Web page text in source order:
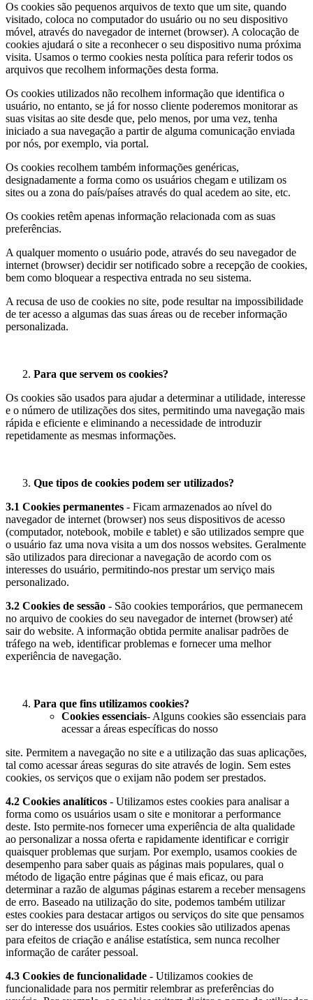
Os cookies são pequenos arquivos de texto que um site, quando
visitado, coloca no computador do usuário ou no seu dispositivo
móvel, através do navegador de internet (browser). A colocação de
cookies ajudará o site a reconhecer o seu dispositivo numa próxima
visita. Usamos o termo cookies nesta política para referir todos os
arquivos que recolhem informações desta forma.
Os cookies utilizados não recolhem informação que identifica o
usuário, no entanto, se já for nosso cliente poderemos monitorar as
suas visitas ao site desde que, pelo menos, por uma vez, tenha
iniciado a sua navegação a partir de alguma comunicação enviada
por nós, por exemplo, via portal.
Os cookies recolhem também informações genéricas,
designadamente a forma como os usuários chegam e utilizam os
sites ou a zona do país/países através do qual acedem ao site, etc.
Os cookies retêm apenas informação relacionada com as suas
preferências.
A qualquer momento o usuário pode, através do seu navegador de
internet (browser) decidir ser notificado sobre a recepção de cookies,
bem como bloquear a respectiva entrada no seu sistema.
A recusa de uso de cookies no site, pode resultar na impossibilidade
de ter acesso a algumas das suas áreas ou de receber informação
personalizada.
Para que servem os cookies?
Os cookies são usados para ajudar a determinar a utilidade, interesse
e o número de utilizações dos sites, permitindo uma navegação mais
rápida e eficiente e eliminando a necessidade de introduzir
repetidamente as mesmas informações.
Que tipos de cookies podem ser utilizados?
3.1 Cookies permanentes - Ficam armazenados ao nível do
navegador de internet (browser) nos seus dispositivos de acesso
(computador, notebook, mobile e tablet) e são utilizados sempre que
o usuário faz uma nova visita a um dos nossos websites. Geralmente
são utilizados para direcionar a navegação de acordo com os
interesses do usuário, permitindo-nos prestar um serviço mais
personalizado.
3.2 Cookies de sessão - São cookies temporários, que permanecem
no arquivo de cookies do seu navegador de internet (browser) até
sair do website. A informação obtida permite analisar padrões de
tráfego na web, identificar problemas e fornecer uma melhor
experiência de navegação.
Para que fins utilizamos cookies?
Cookies essenciais- Alguns cookies são essenciais para
acessar a áreas específicas do nosso
site. Permitem a navegação no site e a utilização das suas aplicações,
tal como acessar áreas seguras do site através de login. Sem estes
cookies, os serviços que o exijam não podem ser prestados.
4.2 Cookies analíticos - Utilizamos estes cookies para analisar a
forma como os usuários usam o site e monitorar a performance
deste. Isto permite-nos fornecer uma experiência de alta qualidade
ao personalizar a nossa oferta e rapidamente identificar e corrigir
quaisquer problemas que surjam. Por exemplo, usamos cookies de
desempenho para saber quais as páginas mais populares, qual o
método de ligação entre páginas que é mais eficaz, ou para
determinar a razão de algumas páginas estarem a receber mensagens
de erro. Baseado na utilização do site, podemos também utilizar
estes cookies para destacar artigos ou serviços do site que pensamos
ser do interesse dos usuários. Estes cookies são utilizados apenas
para efeitos de criação e análise estatística, sem nunca recolher
informação de caráter pessoal.
4.3 Cookies de funcionalidade - Utilizamos cookies de
funcionalidade para nos permitir relembrar as preferências do